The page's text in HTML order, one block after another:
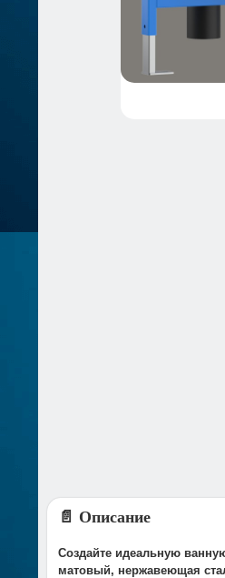
📄 Описание
Создайте идеальную
матовый, нержавеющая